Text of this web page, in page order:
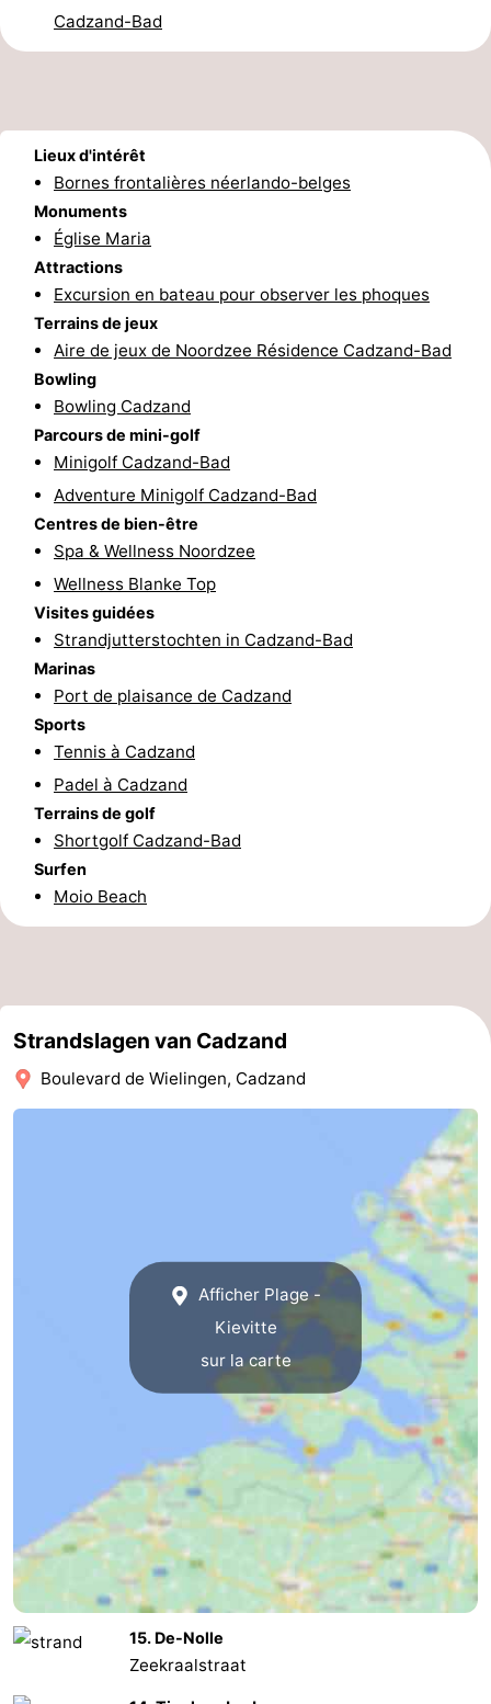
Parcours
golf
Centres
être
villes
Sports
Piscines
Faire
vélo
Randonnée
Équitation
Terrains
golf
Surfen
Peche
Sportive
Equitation
Glossopètre
Observation
phoques
Boire
manger
Événements
Pratiques
Forum
Route
Stationnement
Adresses
Médicales
Région
Vlaanderen
Nieuwvliet
-
Breskens
Sluis
-
Cadzand-
-
Cadzand-Bad
Lieux d'intérêt
Bornes frontalières néerlando-belges
Monuments
Église Maria
Attractions
Excursion en bateau pour observer les phoques
Terrains de jeux
Aire de jeux de Noordzee Résidence Cadzand-Bad
Bowling
Bowling Cadzand
Parcours de mini-golf
Minigolf Cadzand-Bad
Adventure Minigolf Cadzand-Bad
Centres de bien-être
Spa & Wellness Noordzee
Wellness Blanke Top
Visites guidées
Strandjutterstochten in Cadzand-Bad
Marinas
Port de plaisance de Cadzand
Sports
Tennis à Cadzand
Padel à Cadzand
Terrains de golf
Shortgolf Cadzand-Bad
Surfen
Moio Beach
Strandslagen van Cadzand
Boulevard de Wielingen, Cadzand
Afficher Plage -
Kievitte
sur la carte
15. De-Nolle
Zeekraalstraat